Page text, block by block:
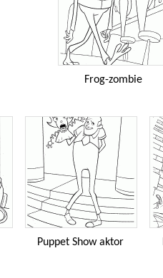
Frog-zombie
Puppet Show aktor